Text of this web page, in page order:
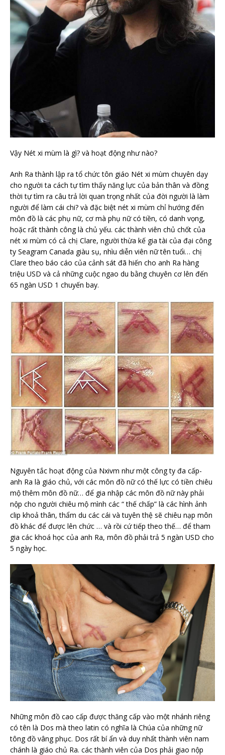
Vậy Nét xi mùm là gì? và hoạt động như nào?
Anh Ra thành lập ra tổ chức tôn giáo Nét xi mùm chuyên dạy
cho người ta cách tự tìm thấy năng lực của bản thân và đồng
thời tự tìm ra câu trả lời quan trọng nhất của đời người là làm
người để làm cái chi? và đặc biệt nét xi mùm chỉ hướng đến
môn đồ là các phụ nữ, cơ mà phụ nữ có tiền, có danh vọng,
hoặc rất thành công là chủ yếu. các thành viên chủ chốt của
nét xi mùm có cả chị Clare, người thừa kế gia tài của đại công
ty Seagram Canada giàu sụ, nhìu diễn viên nữ tên tuổi… chị
Clare theo báo cáo của cảnh sát đã hiến cho anh Ra hàng
triệu USD và cả những cuộc ngao du bằng chuyên cơ lên đến
65 ngàn USD 1 chuyến bay.
Nguyên tắc hoạt động của Nxivm như một công ty đa cấp-
anh Ra là giáo chủ, với các môn đồ nữ có thế lực có tiền chiêu
mộ thêm môn đồ nữ… để gia nhập các môn đồ nữ này phải
nộp cho người chiêu mộ mình các “ thế chấp” là các hình ảnh
clip khoả thân, thẩm du các cái và tuyên thệ sẽ chiêu nạp môn
đồ khác để được lên chức … và rồi cứ tiếp theo thế… để tham
gia các khoá học của anh Ra, môn đồ phải trả 5 ngàn USD cho
5 ngày học.
Những môn đồ cao cấp được thăng cấp vào một nhánh riêng
có tên là Dos mà theo latin có nghĩa là Chúa của những nữ
tông đồ vâng phục. Dos rất bí ẩn và duy nhất thành viên nam
chánh là giáo chủ Ra. các thành viên của Dos phải giao nộp